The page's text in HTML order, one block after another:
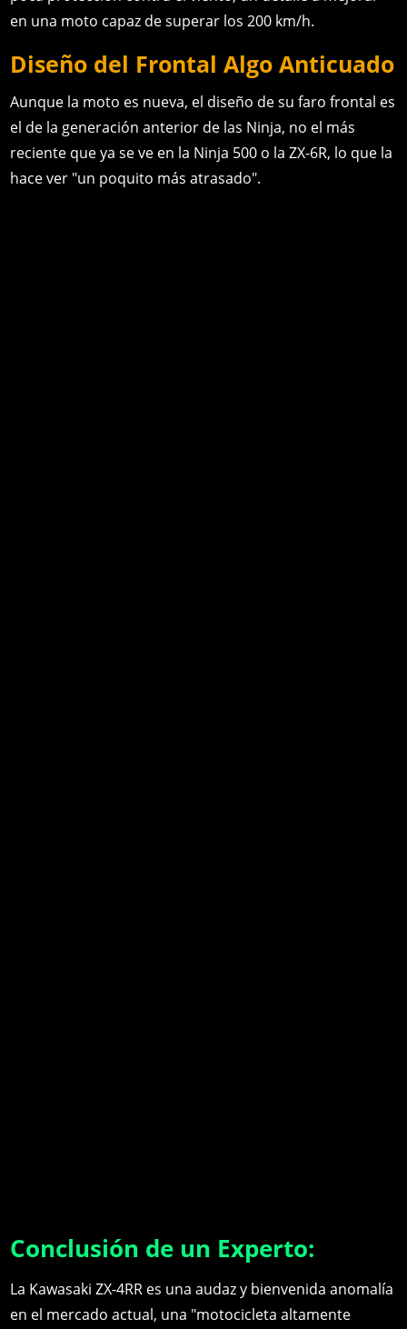
en una moto capaz de superar los 200 km/h.
Diseño del Frontal Algo Anticuado
Aunque la moto es nueva, el diseño de su faro frontal es
el de la generación anterior de las Ninja, no el más
reciente que ya se ve en la Ninja 500 o la ZX-6R, lo que la
hace ver "un poquito más atrasado".
Conclusión de un Experto:
La Kawasaki ZX-4RR es una audaz y bienvenida anomalía
en el mercado actual, una "motocicleta altamente